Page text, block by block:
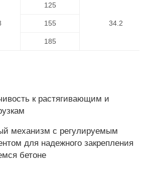
125
34.2
155
185
к растягивающим и
механизм с регулируемым
для надежного закрепления
бетоне